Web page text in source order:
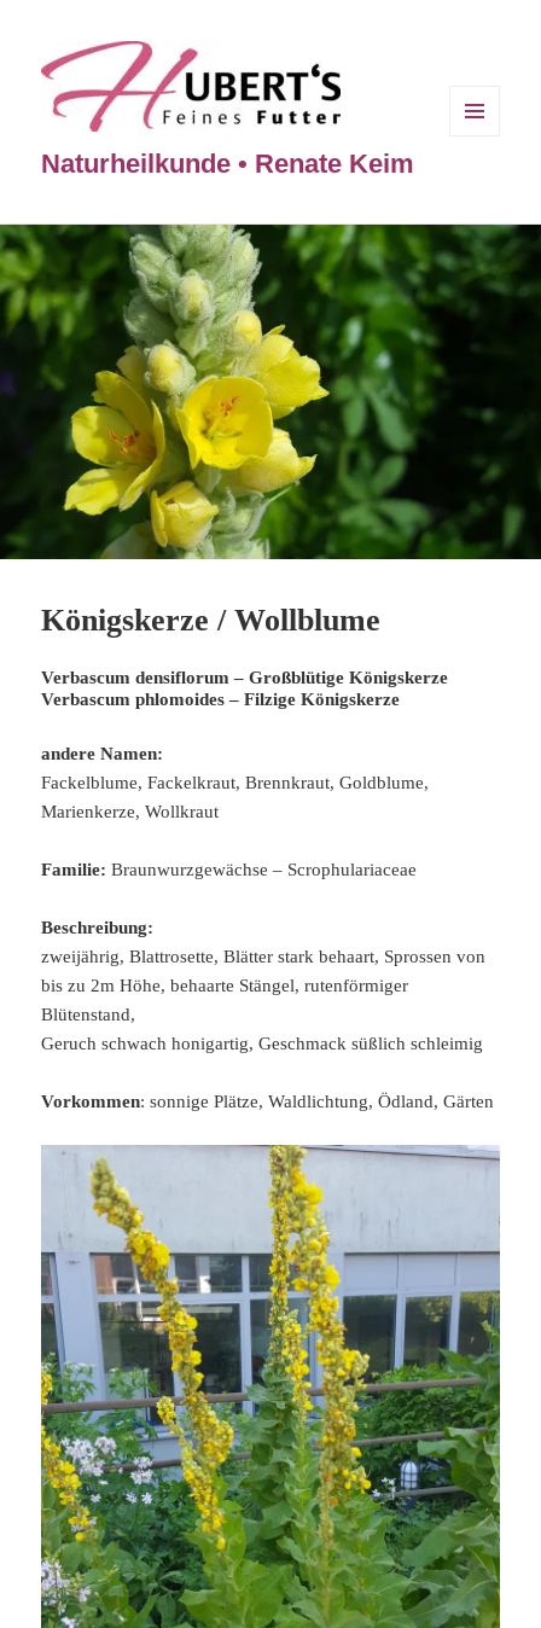
Naturheilkunde • Renate Keim
Königskerze / Wollblume
Verbascum densiflorum – Großblütige Königskerze
Verbascum phlomoides – Filzige Königskerze
andere Namen:
Fackelblume, Fackelkraut, Brennkraut, Goldblume,
Marienkerze, Wollkraut
Familie: Braunwurzgewächse – Scrophulariaceae
Beschreibung:
zweijährig, Blattrosette, Blätter stark behaart, Sprossen von
bis zu 2m Höhe, behaarte Stängel, rutenförmiger
Blütenstand,
Geruch schwach honigartig, Geschmack süßlich schleimig
Vorkommen: sonnige Plätze, Waldlichtung, Ödland, Gärten